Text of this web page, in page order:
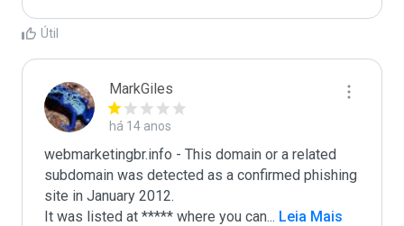
Útil
MarkGiles
há 14 anos
webmarketingbr.info - This domain or a related
subdomain was detected as a confirmed phishing
site in January 2012.
It was listed at ***** where you can... Leia Mais